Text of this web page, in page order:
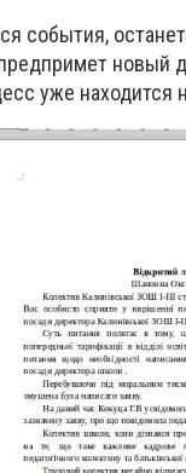
события,
новый
уже находится